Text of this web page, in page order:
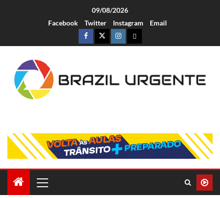
09/08/2026
Facebook
Twitter Instagram Email